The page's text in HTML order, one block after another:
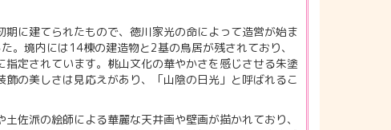
期に建てられたもので、徳川家光の命によって造営が始ま
。境内には14棟の建造物と2基の鳥居が残されており、
指定されています。桃山文化の華やかさを感じさせる朱塗
飾の美しさは見応えがあり、「山陰の日光」と呼ばれるこ
佐派の絵師による華麗な天井画や壁画が描かれており、